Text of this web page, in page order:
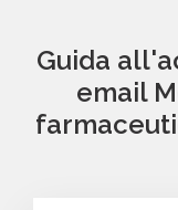
Guida
email